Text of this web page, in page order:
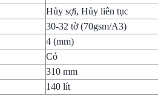
Hủy sợi, Hủy liên tục
30-32 tờ (70gsm/A3)
4 (mm)
Có
310 mm
140 lít